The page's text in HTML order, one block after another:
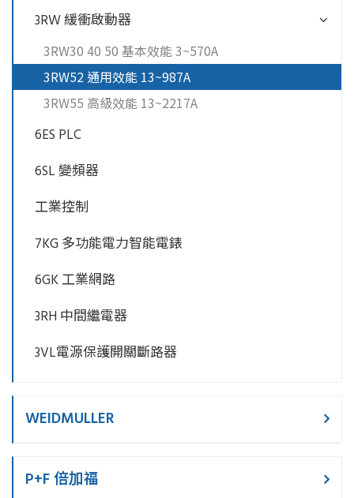
3RW 緩衝啟動器
3RW30 40 50 基本效能 3~570A
3RW52 通用效能 13~987A
3RW55 高級效能 13~2217A
6ES PLC
6SL 變頻器
工業控制
7KG 多功能電力智能電錶
6GK 工業網路
3RH 中間繼電器
3VL電源保護開關斷路器
WEIDMULLER
P+F 倍加福